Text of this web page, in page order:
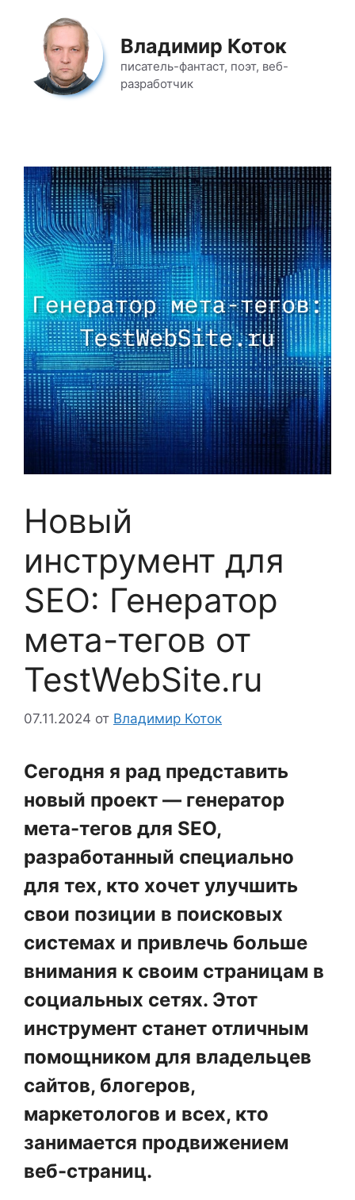
содержимому
Владимир Коток
писатель-фантаст, поэт, веб-
разработчик
Новый
инструмент для
SEO: Генератор
мета-тегов от
TestWebSite.ru
07.11.2024 от Владимир Коток
Сегодня я рад представить
новый проект — генератор
мета-тегов для SEO,
разработанный специально
для тех, кто хочет улучшить
свои позиции в поисковых
системах и привлечь больше
внимания к своим страницам в
социальных сетях. Этот
инструмент станет отличным
помощником для владельцев
сайтов, блогеров,
маркетологов и всех, кто
занимается продвижением
веб-страниц.